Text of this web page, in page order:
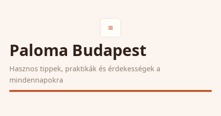
≡
Paloma Budapest
Hasznos tippek, praktikák és érdekességek a
mindennapokra